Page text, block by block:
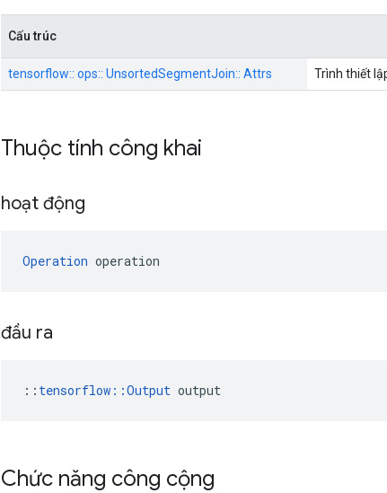
Cấu trúc
tensorflow:: ops:: UnsortedSegmentJoin:: Attrs Trình thiết
Thuộc tính công khai
hoạt động
Operation operation
đầu ra
:: tensorflow::Output output
Chức năng công cộng